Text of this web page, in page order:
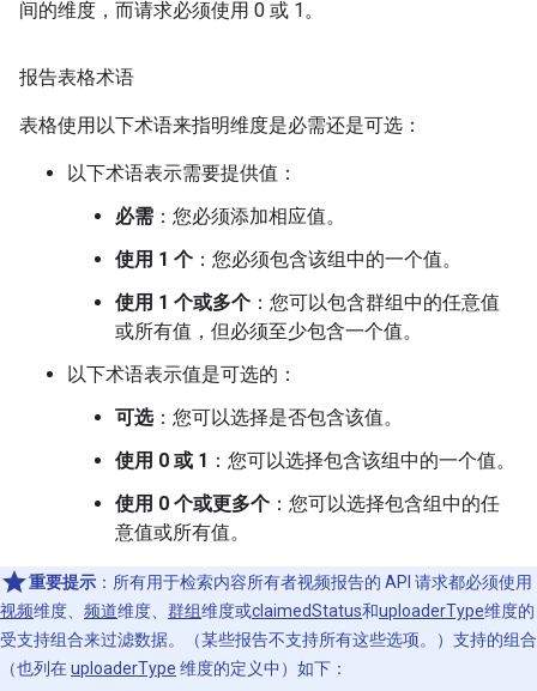
间的维度，而请求必须使用 0 或 1。
报告表格术语
表格使用以下术语来指明维度是必需还是可选：
以下术语表示需要提供值：
必需 ：您必须添加相应值。
使用 1 个 ：您必须包含该组中的一个值。
使用 1 个或多个 ：您可以包含群组中的任意值
或所有值，但必须至少包含一个值。
以下术语表示值是可选的：
可选：您可以选择是否包含该值。
使用 0 或 1 ：您可以选择包含该组中的一个值。
使用 0 个或更多个 ：您可以选择包含组中的任
意值或所有值。
重要提示 ：所有用于检索内容所有者视频报告的 API 请求都必须使用
视频维度、 频道维度、 群组维度或claimedStatus和uploaderType维度的
受支持组合来过滤数据。（某些报告不支持所有这些选项。）支持的组合
（也列在uploaderType 维度的定义中）如下：